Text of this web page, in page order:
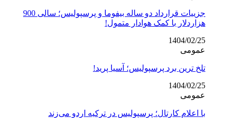
جزییات قرارداد دو ساله بیفوما و پرسپولیس؛ سالی 900
هزاردلار با کمک هوادار متمول!
1404/02/25
عمومی
تلخ ترین برد پرسپولیس؛ آسیا پرید!
1404/02/25
عمومی
با اعلام کارتال؛ پرسپولیس در ترکیه اردو می‌زند